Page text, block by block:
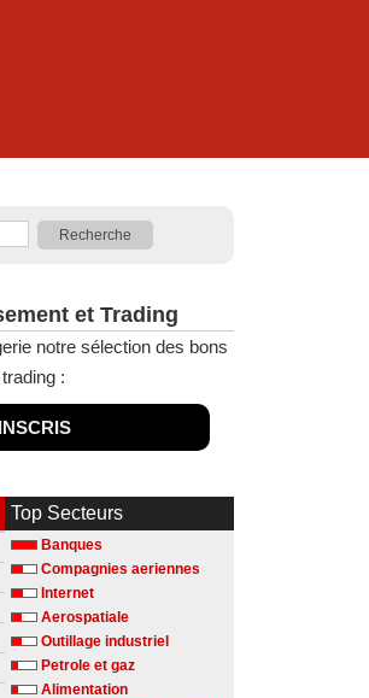
et Trading
notre sélection des bons
:
Top Secteurs
Banques
Compagnies aeriennes
Internet
Aerospatiale
Outillage industriel
Petrole et gaz
Alimentation